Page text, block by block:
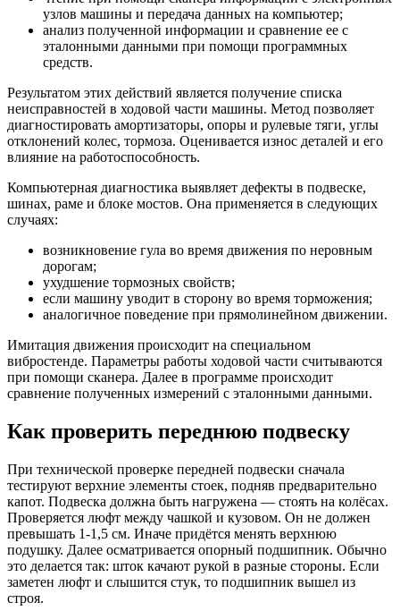
узлов машины и передача данных на компьютер;
анализ полученной информации и сравнение ее с
эталонными данными при помощи программных
средств.
Результатом этих действий является получение списка
неисправностей в ходовой части машины. Метод позволяет
диагностировать амортизаторы, опоры и рулевые тяги, углы
отклонений колес, тормоза. Оценивается износ деталей и его
влияние на работоспособность.
Компьютерная диагностика выявляет дефекты в подвеске,
шинах, раме и блоке мостов. Она применяется в следующих
случаях:
возникновение гула во время движения по неровным
дорогам;
ухудшение тормозных свойств;
если машину уводит в сторону во время торможения;
аналогичное поведение при прямолинейном движении.
Имитация движения происходит на специальном
вибростенде. Параметры работы ходовой части считываются
при помощи сканера. Далее в программе происходит
сравнение полученных измерений с эталонными данными.
Как проверить переднюю подвеску
При технической проверке передней подвески сначала
тестируют верхние элементы стоек, подняв предварительно
капот. Подвеска должна быть нагружена — стоять на колёсах.
Проверяется люфт между чашкой и кузовом. Он не должен
превышать 1-1,5 см. Иначе придётся менять верхнюю
подушку. Далее осматривается опорный подшипник. Обычно
это делается так: шток качают рукой в разные стороны. Если
заметен люфт и слышится стук, то подшипник вышел из
строя.